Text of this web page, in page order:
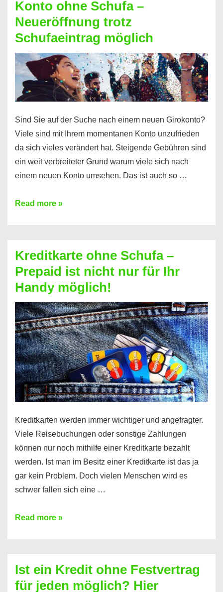
Sie
einen
Kredit
ohne
Einkommensnachweis
Konto ohne Schufa –
Neueröffnung trotz
Schufaeintrag möglich
Sind Sie auf der Suche nach einem neuen Girokonto?
Viele sind mit Ihrem momentanen Konto unzufrieden
da sich vieles verändert hat. Steigende Gebühren sind
ein weit verbreiteter Grund warum viele sich nach
einem neuen Konto umsehen. Das ist auch so …
Konto
Neueröffnung
trotz
Schufaeintrag
möglich
Read more »
Kreditkarte ohne Schufa –
Prepaid ist nicht nur für Ihr
Handy möglich!
Kreditkarten werden immer wichtiger und angefragter.
Viele Reisebuchungen oder sonstige Zahlungen
können nur noch mithilfe einer Kreditkarte bezahlt
werden. Ist man im Besitz einer Kreditkarte ist das ja
gar kein Problem. Doch vielen Menschen wird es
schwer fallen sich eine …
Kreditkarte
Prepaid
ist
Read more »
Ist ein Kredit ohne Festvertrag
für jeden möglich? Hier